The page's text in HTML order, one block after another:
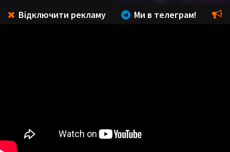
Відключити рекламу Ми в телеграм!